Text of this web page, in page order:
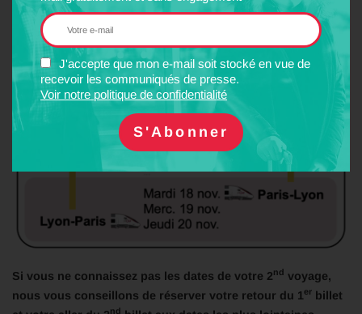
J'accepte que mon e-mail soit stocké en vue de
recevoir les communiqués de presse.
Voir notre politique de confidentialité
Si vous ne connaissez pas les dates de votre 2nd
voyage,
nous vous conseillons de réserver votre retour du 1 er billet
nd